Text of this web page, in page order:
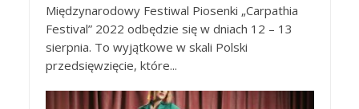
Międzynarodowy Festiwal Piosenki „Carpathia
Festival” 2022 odbędzie się w dniach 12 – 13
sierpnia. To wyjątkowe w skali Polski
przedsięwzięcie, które...